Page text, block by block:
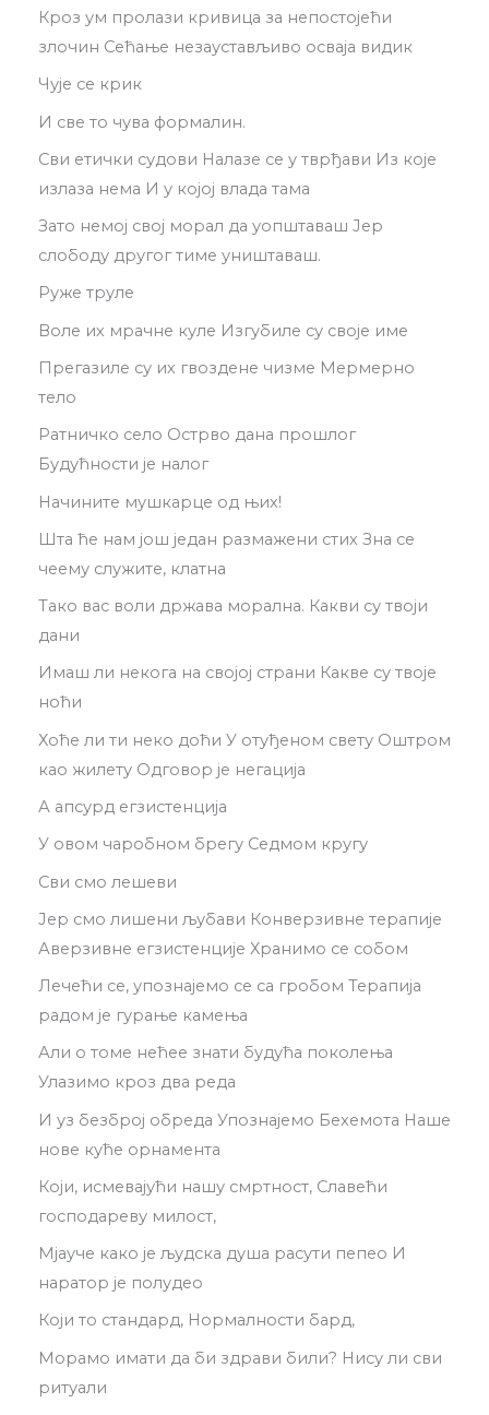
Кроз ум пролази кривица за непостојећи
злочин Сећање незаустављиво осваја видик
Чује се крик
И све то чува формалин.
Сви етички судови Налазе се у тврђави Из које
излаза нема И у којој влада тама
Зато немој свој морал да уопштаваш Јер
слободу другог тиме уништаваш.
Руже труле
Воле их мрачне куле Изгубиле су своје име
Прегазиле су их гвоздене чизме Мермерно
тело
Ратничко село Острво дана прошлог
Будућности је налог
Начините мушкарце од њих!
Шта ће нам још један размажени стих Зна се
чеему служите, клатна
Тако вас воли држава морална. Какви су твоји
дани
Имаш ли некога на својој страни Какве су твоје
ноћи
Хоће ли ти неко доћи У отуђеном свету Оштром
као жилету Одговор је негација
А апсурд егзистенција
У овом чаробном брегу Седмом кругу
Сви смо лешеви
Јер смо лишени љубави Конверзивне терапије
Аверзивне егзистенције Хранимо се собом
Лечећи се, упознајемо се са гробом Терапија
радом је гурање камења
Али о томе нећее знати будућа поколења
Улазимо кроз два реда
И уз безброј обреда Упознајемо Бехемота Наше
нове куће орнамента
Који, исмевајући нашу смртност, Славећи
господареву милост,
Мјауче како је људска душа расути пепео И
наратор је полудео
Који то стандард, Нормалности бард,
Морамо имати да би здрави били? Нису ли сви
ритуали